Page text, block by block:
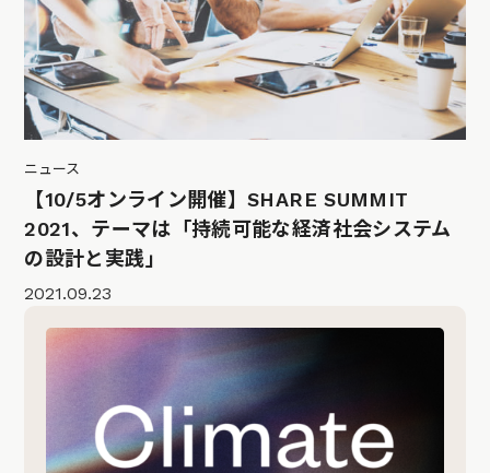
ニュース
【10/5オンライン開催】SHARE SUMMIT
2021、テーマは「持続可能な経済社会システム
の設計と実践」
2021.09.23